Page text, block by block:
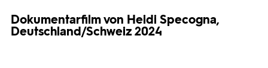
Programmwochen
Dokumentarfilm von Heidi Specogna,
Deutschland/Schweiz 2024